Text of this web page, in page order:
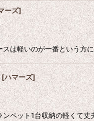
ーズ]
は軽いのが一番という方
[ハマーズ]
ペット1台収納の軽くて